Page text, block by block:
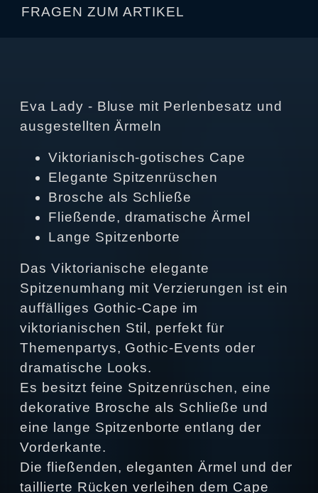
FRAGEN ZUM ARTIKEL
Eva Lady - Bluse mit Perlenbesatz und
ausgestellten Ärmeln
Viktorianisch‑gotisches Cape
Elegante Spitzenrüschen
Brosche als Schließe
Fließende, dramatische Ärmel
Lange Spitzenborte
Das Viktorianische elegante
Spitzenumhang mit Verzierungen ist ein
auffälliges Gothic‑Cape im
viktorianischen Stil, perfekt für
Themenpartys, Gothic‑Events oder
dramatische Looks.
Es besitzt feine Spitzenrüschen, eine
dekorative Brosche als Schließe und
eine lange Spitzenborte entlang der
Vorderkante.
Die fließenden, eleganten Ärmel und der
taillierte Rücken verleihen dem Cape